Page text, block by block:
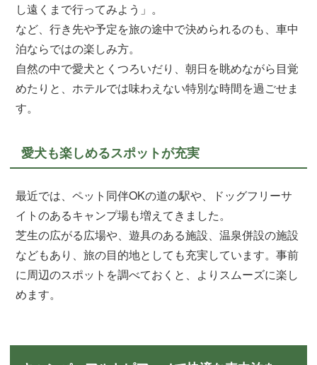
し遠くまで行ってみよう」。
など、行き先や予定を旅の途中で決められるのも、車中
泊ならではの楽しみ方。
自然の中で愛犬とくつろいだり、朝日を眺めながら目覚
めたりと、ホテルでは味わえない特別な時間を過ごせま
す。
愛犬も楽しめるスポットが充実
最近では、ペット同伴OKの道の駅や、ドッグフリーサ
イトのあるキャンプ場も増えてきました。
芝生の広がる広場や、遊具のある施設、温泉併設の施設
などもあり、旅の目的地としても充実しています。事前
に周辺のスポットを調べておくと、よりスムーズに楽し
めます。